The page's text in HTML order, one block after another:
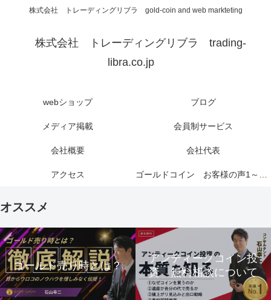
株式会社 トレーディングリブラ gold-coin and web markteting
株式会社 トレーディングリブラ trading-
libra.co.jp
webショップ ブログ
メディア掲載 会員制サービス
会社概要 会社代表
アクセス ゴールドコイン お客様の声1～6ページ
オススメ
ゴールド売り時とは？
アンティークコイン投
資 無料相談について